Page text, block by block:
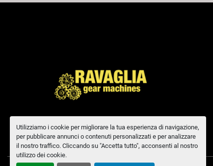
Utilizziamo i cookie per migliorare la tua esperienza di navigazione,
per pubblicare annunci o contenuti personalizzati e per analizzare
il nostro traffico. Cliccando su "Accetta tutto", acconsenti al nostro
utilizzo dei cookie.